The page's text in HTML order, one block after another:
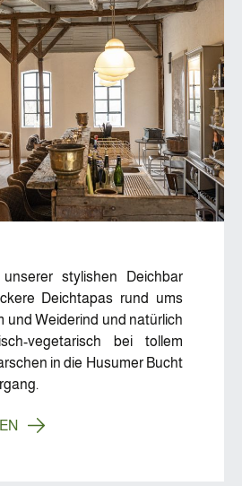
stylishen Deichbar
Deichtapas rund ums
und Weiderind und natürlich
vegetarisch bei tollem
in die Husumer Bucht